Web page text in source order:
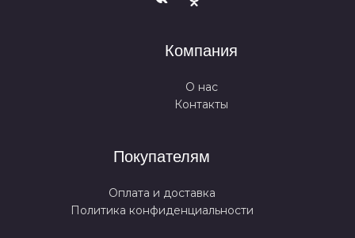
Компания
О нас
Контакты
Покупателям
Оплата и доставка
Политика конфиденциальности